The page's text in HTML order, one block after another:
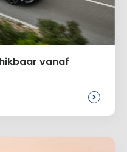
vanaf
>